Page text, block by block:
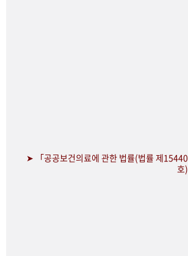
➤ 「공공보건의료에 관한 법률(법률 제15440
호)